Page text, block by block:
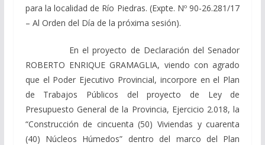
para la localidad de Río Piedras. (Expte. Nº 90-26.281/17
– Al Orden del Día de la próxima sesión).
En el proyecto de Declaración del Senador
ROBERTO ENRIQUE GRAMAGLIA, viendo con agrado
que el Poder Ejecutivo Provincial, incorpore en el Plan
de Trabajos Públicos del proyecto de Ley de
Presupuesto General de la Provincia, Ejercicio 2.018, la
“Construcción de cincuenta (50) Viviendas y cuarenta
(40) Núcleos Húmedos” dentro del marco del Plan